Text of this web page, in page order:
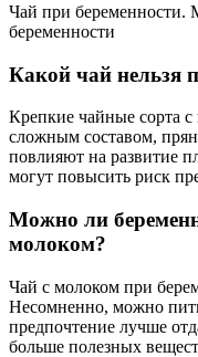
Чай при беременности.
беременности
Какой чай нельзя
Крепкие чайные сорта
сложным составом,
повлияют на развитие
могут повысить риск
Можно ли
молоком?
Чай с молоком при
Несомненно, можно
предпочтение лучше
больше полезных